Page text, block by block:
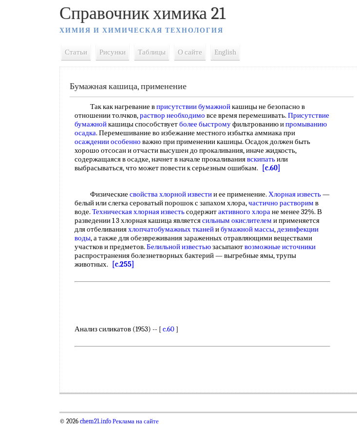
Справочник химика 21
ХИМИЯ И ХИМИЧЕСКАЯ ТЕХНОЛОГИЯ
Статьи Рисунки Таблицы О сайте English
Бумажная кашица, применение
Так как нагревание вприсутствии бумажнойкашицы не безопасно в
отношении толчков,раствор необходимо все время перемешивать.Присутствие
бумажнойкашицы способствуетболее быстромуфильтрованию ипромыванию
осадка. Перемешивание во избежание местного избытка аммиака при
осаждении особенно важно при применении кашицы. Осадок должен быть
хорошо отсосан и отчасти высушен до прокаливания, иначе жидкость,
содержащаяся в осадке, начнет в начале прокаливаниявскипатьили
выбрасываться, что может повести к серьезным ошибкам.
[c.60]
Физические свойства хлорной известии ее применение.Хлорная известь—
белый или слегка сероватый порошок с запахом хлора,частично растворим в
воде.Техническая хлорная известьсодержитактивного хлоране менее 32%. В
разведении 1 3 хлорная кашица являетсясильным окислителем и применяется
для отбеливанияхлопчатобумажных тканейибумажной массы,дезинфекции
воды, а также для обезвреживания зараженных отравляющими веществами
участков и предметов.Белильной известьюзасыпаютвозможные источники
распространения болезнетворных бактерий — выгребные ямы, трупы
животных.
[c.255]
Анализ силикатов (1953) -- [c.60 ]
© 2026 chem21.info Реклама на сайте